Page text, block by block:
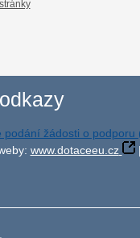
podání žádosti o podporu
www.dotaceeu.cz |